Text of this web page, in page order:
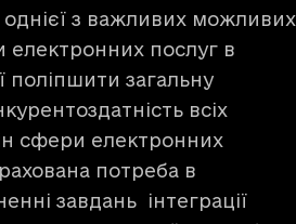
однієї з важливих можливих
електронних послуг в
поліпшити загальну
всіх
сфери електронних
потреба в
завдань інтеграції